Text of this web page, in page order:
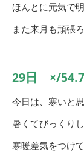
ほんとに元気で
また来月も頑張
29日 ×/
今日は、寒いと
暑くてびっくり
寒暖差気をつけ